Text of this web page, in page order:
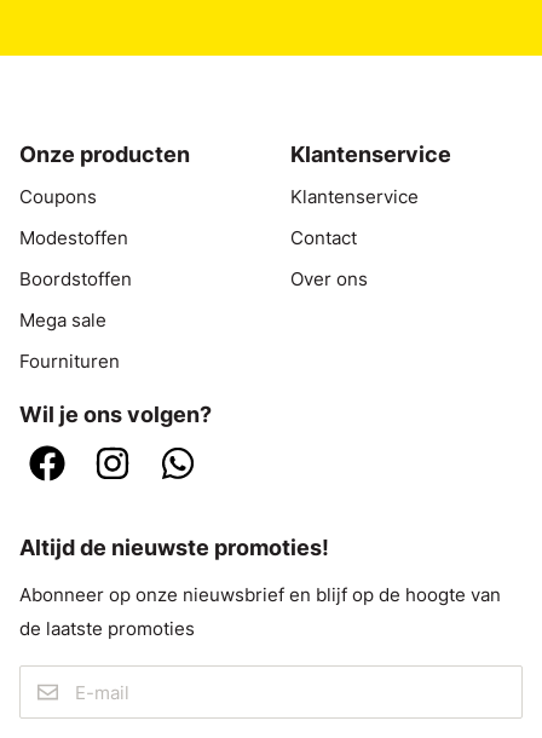
Onze producten
Coupons
Modestoffen
Boordstoffen
Mega sale
Fournituren
Klantenservice
Klantenservice
Contact
Over ons
Wil je ons volgen?
Altijd de nieuwste promoties!
Abonneer op onze nieuwsbrief en blijf op de hoogte van
de laatste promoties